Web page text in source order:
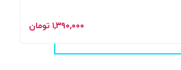
۱,۳۹۰,۰۰۰ تومان